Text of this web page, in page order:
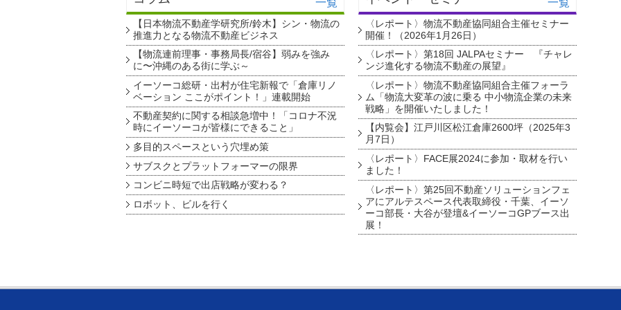
【日本物流不動産学研究所/鈴木】シン・物流の
推進力となる物流不動産ビジネス
【物流連前理事・事務局長/宿谷】弱みを強み
に〜沖縄のある街に学ぶ～
イーソーコ総研・出村が住宅新報で「倉庫リノ
ベーション ここがポイント！」連載開始
不動産契約に関する相談急増中！「コロナ不況
時にイーソーコが皆様にできること」
多目的スペースという穴埋め策
サブスクとプラットフォーマーの限界
コンビニ時短で出店戦略が変わる？
ロボット、ビルを行く
〈レポート〉物流不動産協同組合主催セミナー
開催！（2026年1月26日）
〈レポート〉第18回 JALPAセミナー 『チャレ
ンジ進化する物流不動産の展望』
〈レポート〉物流不動産協同組合主催フォーラ
ム「物流大変革の波に乗る 中小物流企業の未来
戦略」を開催いたしました！
【内覧会】江戸川区松江倉庫2600坪（2025年3
月7日）
〈レポート〉FACE展2024に参加・取材を行い
ました！
〈レポート〉第25回不動産ソリューションフェ
アにアルテスペース代表取締役・千葉、イーソ
ーコ部長・大谷が登壇&イーソーコGPブース出
展！